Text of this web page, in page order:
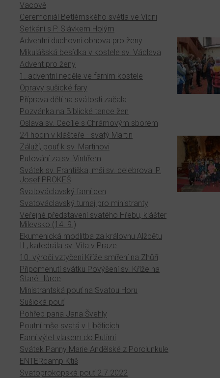
Vacově
Ceremoniál Betlémského světla ve Vídni
Setkání s P. Slávkem Holým
Adventní duchovní obnova pro ženy
Mikulášská besídka v kostele sv. Václava
Advent pro ženy
1. adventní neděle ve farním kostele
Opravy sušické fary
Příprava dětí na svátosti začala
Pozvánka na Biblické tance žen
Oslava sv. Cecílie s Chrámovým sborem
24 hodin v klášteře - svatý Martin
Záluží, pouť k sv. Martinovi
Putování za sv. Vintířem
Svátek sv. Františka, mši sv. celebroval P.
Josef PROKEŠ
Svatováclavský farní den
Svatováclavský turnaj pro ministranty
Veřejné představení svatého Hřebu, klášter
Milevsko (14. 9.)
Ekumenická modlitba za královnu Alžbětu
II., katedrála sv. Víta v Praze
10. výročí vztyčení Kříže smíření na Zhůří
Připomenutí svátku Povýšení sv. Kříže na
Staré Hůrce
Ministrantská pouť na Svatou Horu
Sušická pouť
Pohřeb pana Jana Švehly
Poutní mše svatá v Liběticích
Farní výlet vlakem do Putimi
Svátek Panny Marie Andělské z Porciunkule
ENTERcamp Ktiš
Svatoprokopská pouť 2.7.2022